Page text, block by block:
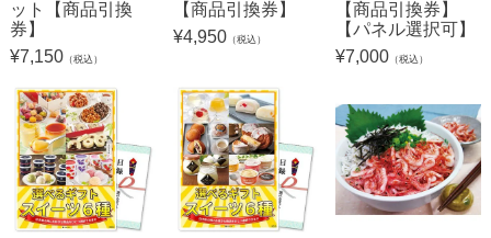
ット【商品引換
券】
¥7,150（税込）
【商品引換券】
¥4,950（税込）
【商品引換券】
【パネル選択可】
¥7,000 （税込）